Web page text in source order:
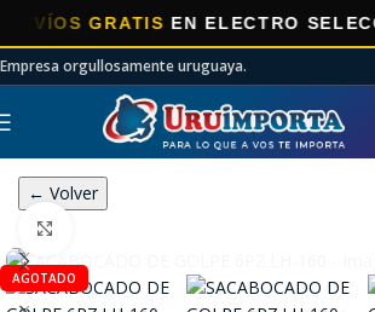
GRATISEN ELECTRO
Empresa orgullosamente uruguaya.
← Volver
AGOTADO